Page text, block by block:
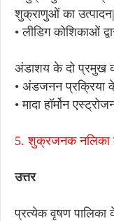
शुक्राणुओं का उत्पादन|
• लीडिग कोशिकाओं
अंडाशय के दो प्रमुख
• अंडजनन प्रक्रिया
• मादा हॉर्मोन
5. शुक्रजनक नलिका
उत्तर
प्रत्येक वृषण